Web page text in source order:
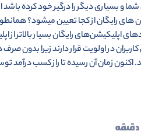
و بسیاری دیگر را درگیر خود کرده باشد
های رایگان از کجا تعیین میشود؟
اپلیکیشن‌های رایگان بسیار بالاتر از
در اولویت قرار دارند زیرا بدون صرف
زمان آن رسیده تا راز کسب درآمد